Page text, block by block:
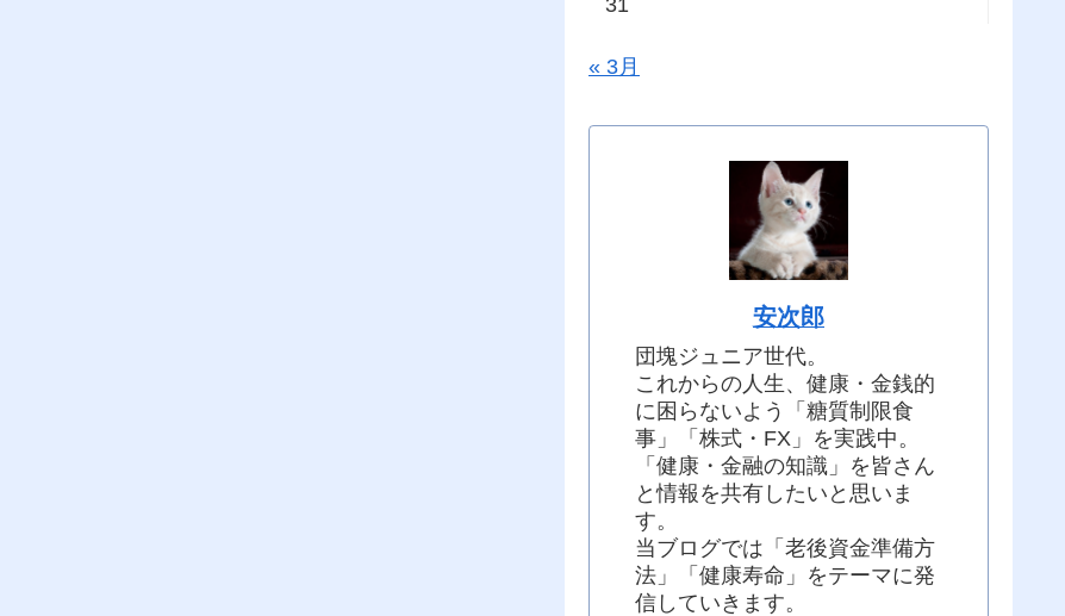
31
« 3月
安次郎
団塊ジュニア世代。
これからの人生、健康・金銭的
に困らないよう「糖質制限食
事」「株式・FX」を実践中。
「健康・金融の知識」を皆さん
と情報を共有したいと思いま
す。
当ブログでは「老後資金準備方
法」「健康寿命」をテーマに発
信していきます。